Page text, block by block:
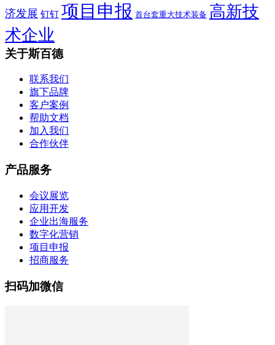
济发展 钉钉 项目申报 首台套重大技术装备 高新技
术企业
关于斯百德
联系我们
旗下品牌
客户案例
帮助文档
加入我们
合作伙伴
产品服务
会议展览
应用开发
企业出海服务
数字化营销
项目申报
招商服务
扫码加微信